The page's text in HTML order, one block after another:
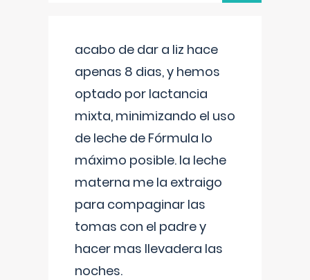
acabo de dar a liz hace
apenas 8 dias, y hemos
optado por lactancia
mixta, minimizando el uso
de leche de Fórmula lo
máximo posible. la leche
materna me la extraigo
para compaginar las
tomas con el padre y
hacer mas llevadera las
noches.